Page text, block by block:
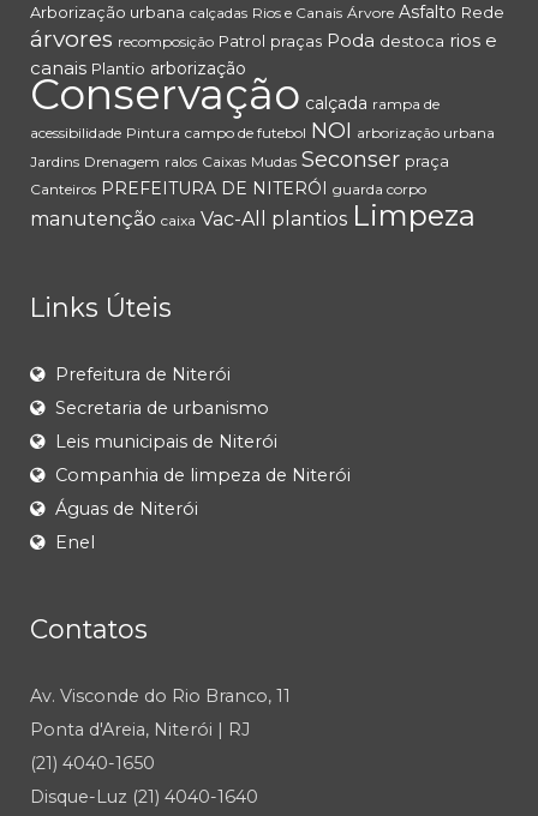
Arborização urbana calçadas Rios e Canais Árvore Asfalto Rede
árvores recomposição Patrol praças Poda destoca rios e
canais Plantio arborização
Conservação calçada rampa de
acessibilidade Pintura campo de futebol NOI arborização urbana
Jardins Drenagem ralos Caixas Mudas Seconser praça
Canteiros PREFEITURA DE NITERÓI guarda corpo
manutenção caixa Vac-All plantios Limpeza
Links Úteis
Prefeitura de Niterói
Secretaria de urbanismo
Leis municipais de Niterói
Companhia de limpeza de Niterói
Águas de Niterói
Enel
Contatos
Av. Visconde do Rio Branco, 11
Ponta d'Areia, Niterói | RJ
(21) 4040-1650
Disque-Luz (21) 4040-1640